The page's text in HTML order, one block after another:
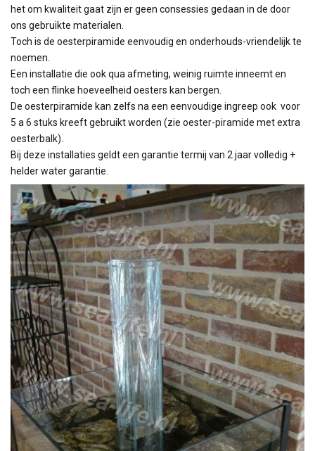
het om kwaliteit gaat zijn er geen consessies gedaan in de door
ons gebruikte materialen.
Toch is de oesterpiramide eenvoudig en onderhouds-vriendelijk te
noemen.
Een installatie die ook qua afmeting, weinig ruimte inneemt en
toch een flinke hoeveelheid oesters kan bergen.
De oesterpiramide kan zelfs na een eenvoudige ingreep ook voor
5 a 6 stuks kreeft gebruikt worden (zie oester-piramide met extra
oesterbalk).
Bij deze installaties geldt een garantie termij van 2 jaar volledig +
helder water garantie.